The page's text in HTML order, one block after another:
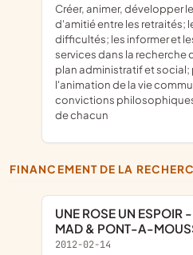
créer, animer, développer les rencontres et les liens
d'amitié entre les retraités;
difficultés; les informer et
services dans la recherche
plan administratif et
l'animation de la vie
convictions
de chacun
FINANCEMENT DE LA
UNE ROSE UN ESPOIR - SECTEUR RUPT-DE-
MAD & PONT-A-
2012-02-14